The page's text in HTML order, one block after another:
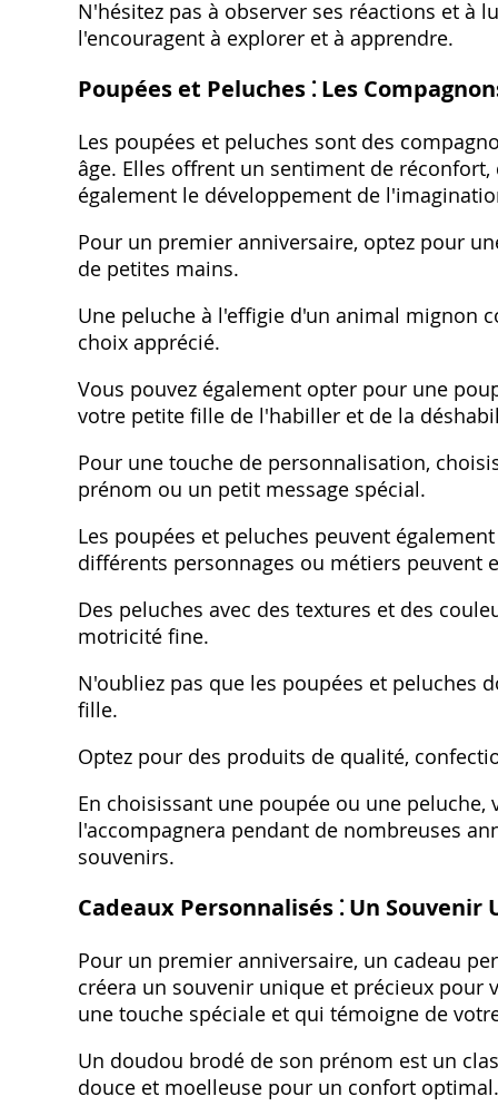
N'hésitez pas à observer ses réactions et à
l'encouragent à explorer et à apprendre.
Poupées et Peluches ⁚ Les
Les poupées et peluches sont des
âge. Elles offrent un sentiment de
également le développement de
Pour un premier anniversaire, optez pour
de petites mains.
Une peluche à l'effigie d'un animal mignon
choix apprécié.
Vous pouvez également opter pour une
votre petite fille de l'habiller et de la
Pour une touche de personnalisation,
prénom ou un petit message spécial.
Les poupées et peluches peuvent
différents personnages ou métiers peuvent
Des peluches avec des textures et des
motricité fine.
N'oubliez pas que les poupées et peluches
fille.
Optez pour des produits de qualité,
En choisissant une poupée ou une
l'accompagnera pendant de nombreuses
souvenirs.
Cadeaux Personnalisés ⁚ Un Souvenir
Pour un premier anniversaire, un cadeau
créera un souvenir unique et précieux
une touche spéciale et qui témoigne de
Un doudou brodé de son prénom est un
douce et moelleuse pour un confort optimal.